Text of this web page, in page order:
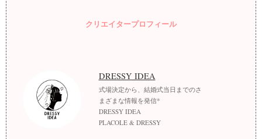
クリエイタープロフィール
DRESSY IDEA
式場決定から、結婚式当日までのさ
まざまな情報を発信*
DRESSY IDEA
PLACOLE & DRESSY